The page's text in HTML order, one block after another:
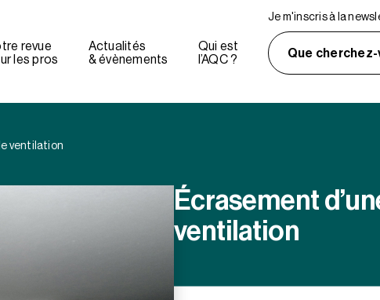
revue
les pros
Actualités
& évènements
Qui est
l’AQC ?
Je m'inscris à la
Que cherchez-
ventilation
Écrasement
ventilation